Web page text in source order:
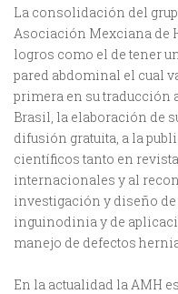
La consolidación del
Asociación Mexciana de
logros como el de tener
pared abdominal el cual
primera en su traducción
Brasil, la elaboración de
difusión gratuita, a la
científicos tanto en
internacionales y al
investigación y diseño
inguinodinia y de
manejo de defectos
En la actualidad la AMH